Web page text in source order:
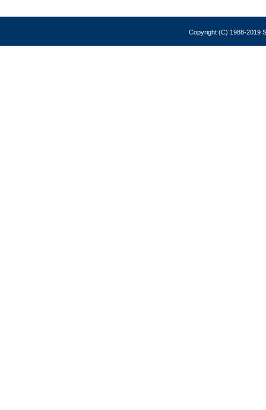
Copyright (C) 1988-2019